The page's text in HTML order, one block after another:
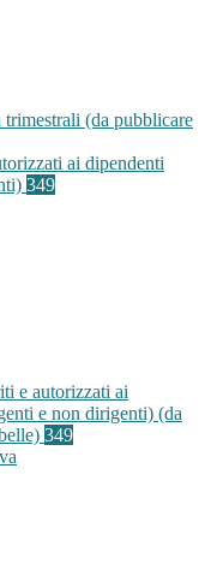
trimestrali (da pubblicare
ai dipendenti
349
e autorizzati ai
e non dirigenti) (da
349